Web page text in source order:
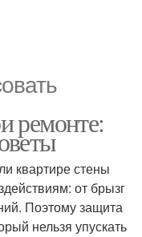
ремонте:
квартире стены
от брызг
Поэтому защита
нельзя упускать